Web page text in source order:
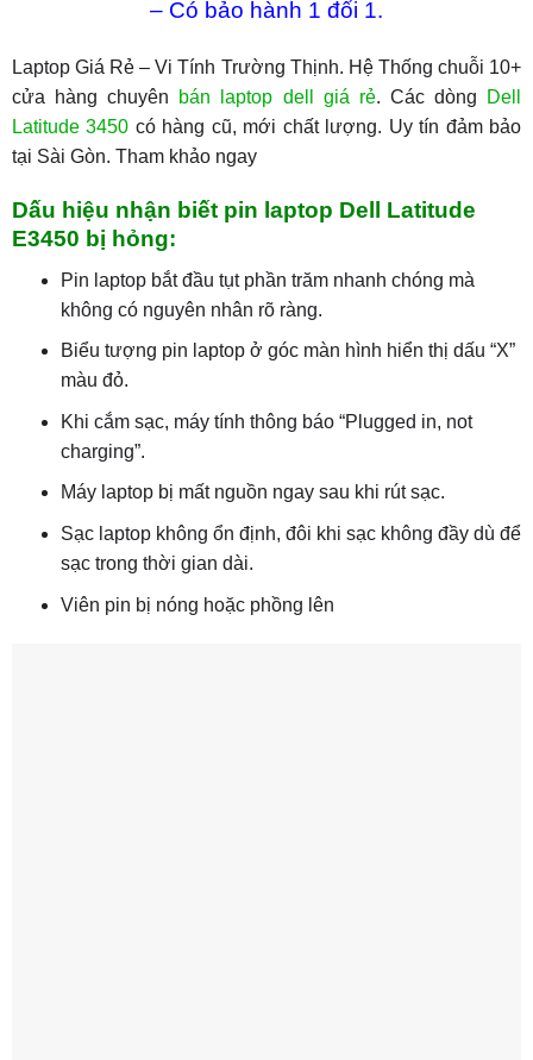
– Có bảo hành 1 đổi 1.
Laptop Giá Rẻ – Vi Tính Trường Thịnh. Hệ Thống chuỗi 10+
cửa hàng chuyên
bán laptop dell giá rẻ. Các dòng
Dell
Latitude 3450 có hàng cũ, mới chất lượng. Uy tín đảm bảo
tại Sài Gòn. Tham khảo ngay
Dấu hiệu nhận biết pin laptop Dell Latitude
E3450 bị hỏng:
Pin laptop bắt đầu tụt phần trăm nhanh chóng mà
không có nguyên nhân rõ ràng.
Biểu tượng pin laptop ở góc màn hình hiển thị dấu “X”
màu đỏ.
Khi cắm sạc, máy tính thông báo “Plugged in, not
charging”.
Máy laptop bị mất nguồn ngay sau khi rút sạc.
Sạc laptop không ổn định, đôi khi sạc không đầy dù để
sạc trong thời gian dài.
Viên pin bị nóng hoặc phồng lên